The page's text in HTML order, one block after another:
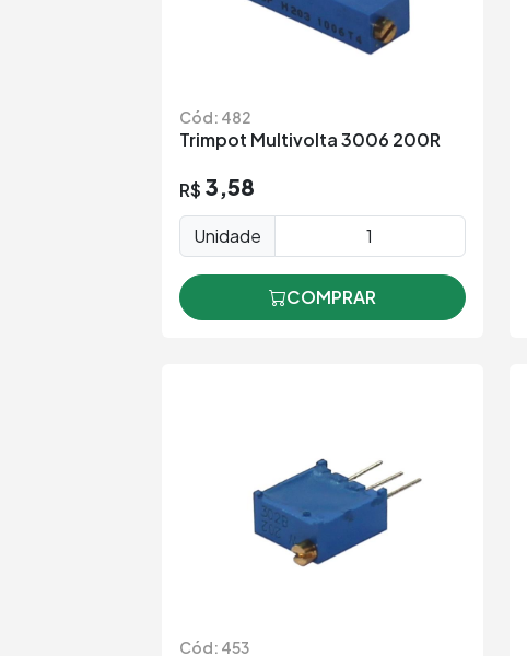
Cód: 482
Trimpot Multivolta 3006 200R
R$ 3,58
Unidade
COMPRAR
Cód: 453